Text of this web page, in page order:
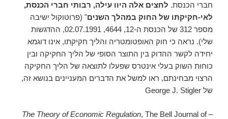
חברי הכנסת. לחצים אלה היוו עילה, רבותי חברי הכנסת,
לאי-חקיקתו של החוק במהלך השנים" (פרוטוקול ישיבה
מספר 312 של הכנסת ה-12, 4644, 02.07.1991, ההדגשות
שלי). נראה כי חוק האופטומטריה והליך חקיקתו, אינו דוגמא
יחידה לקשר ההדוק בין התוצר הסופי של הליך החקיקה ובין
כוחות השוק בעלי אינטרס שפעלו לתוצאה של הליך החקיקה
הרצוי מבחינתם, ראו למשל את הדברים המעניינים בנושא זה,
של George J. Stigler
–
The Theory of Economic Regulation, The Bell Journal of